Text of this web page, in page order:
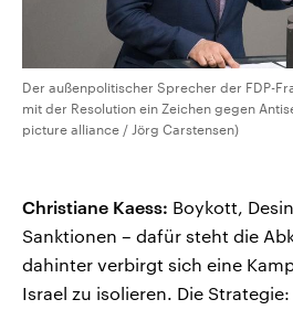
Der außenpolitischer Sprecher der FDP-
mit der Resolution ein Zeichen gegen
picture alliance / Jörg Carstensen)
Christiane Kaess: Boykott,
Sanktionen – dafür steht die
dahinter verbirgt sich eine
Israel zu isolieren. Die